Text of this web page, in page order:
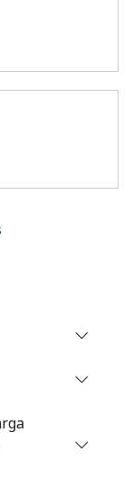
de acuerdo con
tu contraseña? →